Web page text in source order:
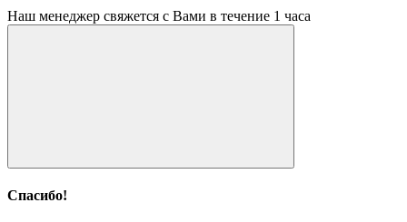
Наш менеджер свяжется с Вами в течение 1 часа
Спасибо!